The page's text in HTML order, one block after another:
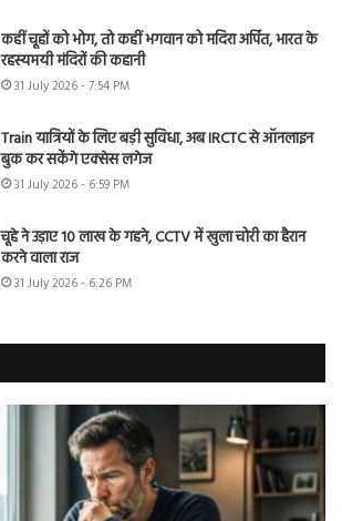
कहीं चूहों को भोग, तो कहीं भगवान को मदिरा अर्पित, भारत के
रहस्यमयी मंदिरों की कहानी
31 July 2026 - 7:54 PM
Train यात्रियों के लिए बड़ी सुविधा, अब IRCTC से ऑनलाइन
बुक कर सकेंगे एक्सेस लगेज
31 July 2026 - 6:59 PM
चूहे ने उड़ाए 10 लाख के गहने, CCTV में खुला चोरी का हैरान
करने वाला राज
31 July 2026 - 6:26 PM